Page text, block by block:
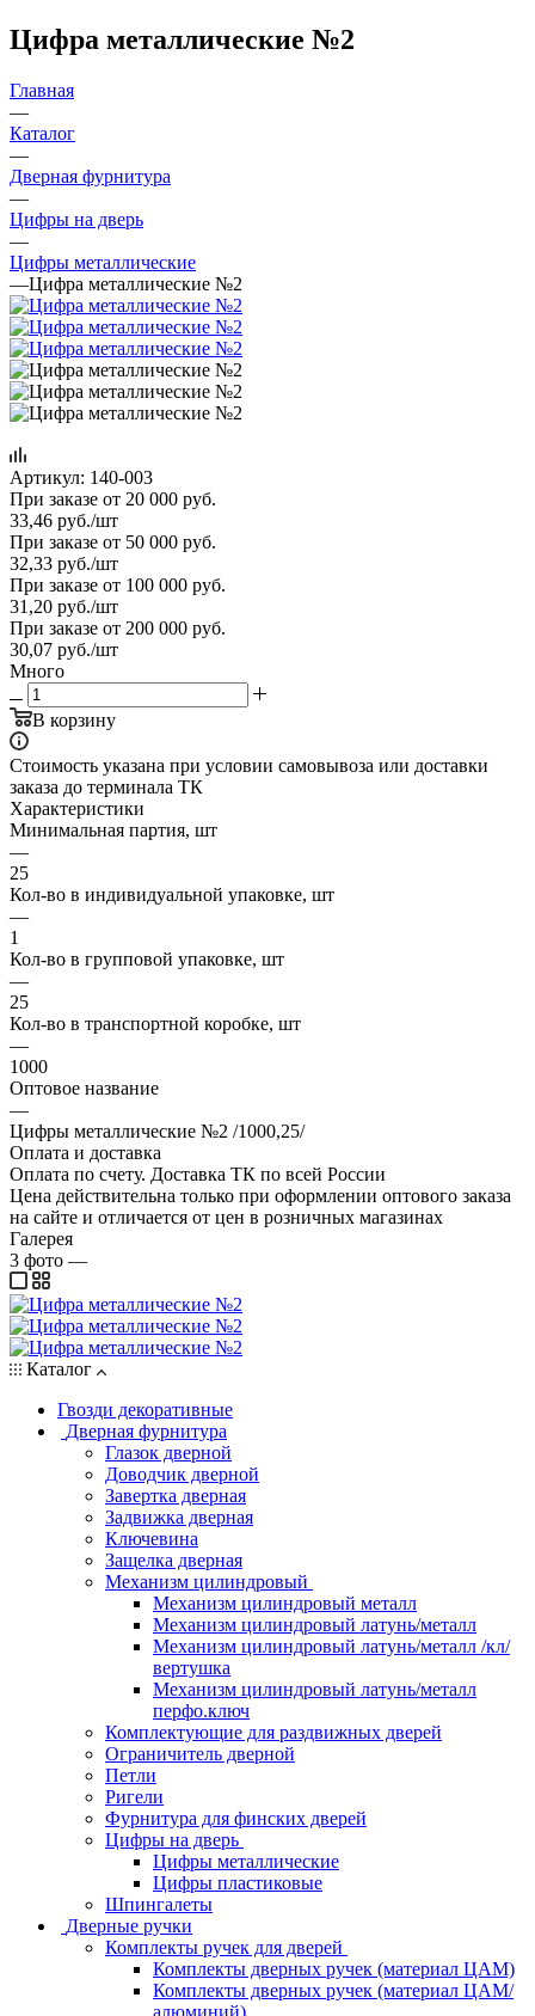
Цифра металлические №2
Главная
—
Каталог
—
Дверная фурнитура
—
Цифры на дверь
—
Цифры металлические
—Цифра металлические №2
Артикул: 140-003
При заказе от 20 000 руб.
33,46 руб./шт
При заказе от 50 000 руб.
32,33 руб./шт
При заказе от 100 000 руб.
31,20 руб./шт
При заказе от 200 000 руб.
30,07 руб./шт
Много
В корзину
Стоимость указана при условии самовывоза или доставки
заказа до терминала ТК
Характеристики
Минимальная партия, шт
—
25
Кол-во в индивидуальной упаковке, шт
—
1
Кол-во в групповой упаковке, шт
—
25
Кол-во в транспортной коробке, шт
—
1000
Оптовое название
—
Цифры металлические №2 /1000,25/
Оплата и доставка
Оплата по счету. Доставка ТК по всей России
Цена действительна только при оформлении оптового заказа
на сайте и отличается от цен в розничных магазинах
Галерея
3 фото —
Каталог
Гвозди декоративные
Дверная фурнитура
Глазок дверной
Доводчик дверной
Завертка дверная
Задвижка дверная
Ключевина
Защелка дверная
Механизм цилиндровый
Механизм цилиндровый металл
Механизм цилиндровый латунь/металл
Механизм цилиндровый латунь/металл /кл/
вертушка
Механизм цилиндровый латунь/металл
перфо.ключ
Комплектующие для раздвижных дверей
Ограничитель дверной
Петли
Ригели
Фурнитура для финских дверей
Цифры на дверь
Цифры металлические
Цифры пластиковые
Шпингалеты
Дверные ручки
Комплекты ручек для дверей
Комплекты дверных ручек (материал ЦАМ)
Комплекты дверных ручек (материал ЦАМ/
алюминий)